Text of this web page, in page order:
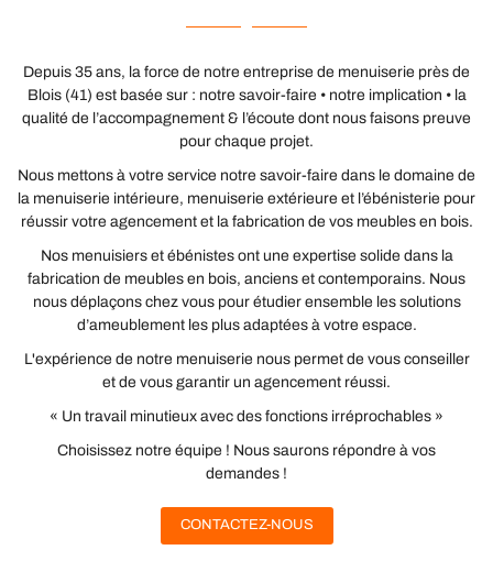
Depuis 35 ans, la force de notre entreprise de menuiserie près de
Blois (41) est basée sur : notre savoir-faire • notre implication • la
qualité de l’accompagnement & l’écoute dont nous faisons preuve
pour chaque projet.
Nous mettons à votre service notre savoir-faire dans le domaine de
la menuiserie intérieure, menuiserie extérieure et l’ébénisterie pour
réussir votre agencement et la fabrication de vos meubles en bois.
Nos menuisiers et ébénistes ont une expertise solide dans la
fabrication de meubles en bois, anciens et contemporains. Nous
nous déplaçons chez vous pour étudier ensemble les solutions
d’ameublement les plus adaptées à votre espace.
L'expérience de notre menuiserie nous permet de vous conseiller
et de vous garantir un agencement réussi.
« Un travail minutieux avec des fonctions irréprochables »
Choisissez notre équipe ! Nous saurons répondre à vos
demandes !
CONTACTEZ-NOUS